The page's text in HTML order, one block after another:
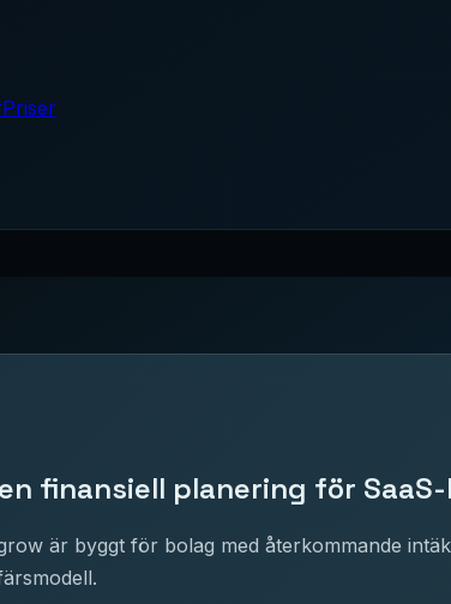
Priser
finansiell planering för
är byggt för bolag med återkommande